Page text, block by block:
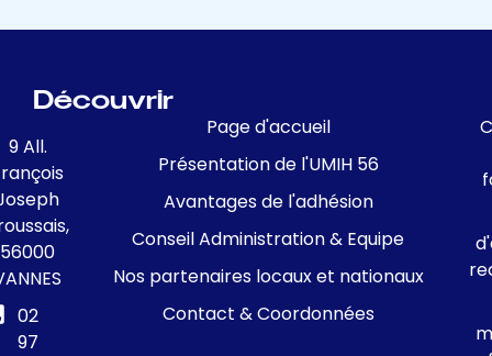
9 All.
56000
02
97
Découvrir
Page d'accueil
Présentation de l'UMIH 56
Avantages de l'adhésion
Conseil Administration & Equipe
Nos partenaires locaux et nationaux
Contact & Coordonnées